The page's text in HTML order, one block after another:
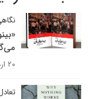
۲۰ اردیبهشت ۱۴۰۵